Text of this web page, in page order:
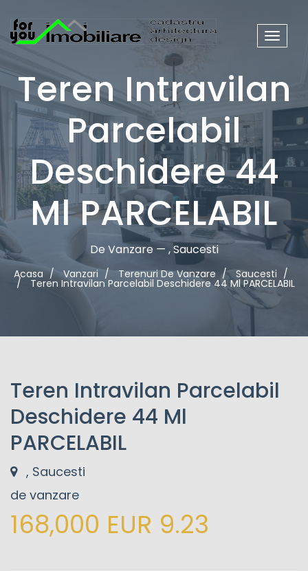
Meniu
site
Teren Intravilan
Parcelabil
Deschidere 44
Ml PARCELABIL
De Vanzare — , Saucesti
Acasa Vanzari Terenuri De Vanzare Saucesti
Teren Intravilan Parcelabil Deschidere 44 Ml PARCELABIL
Teren Intravilan Parcelabil
Deschidere 44 Ml
PARCELABIL
, Saucesti
de vanzare
168,000 EUR 9.23